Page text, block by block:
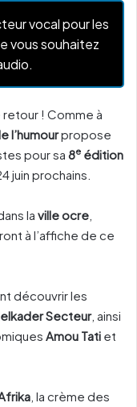
vocal pour les
vous souhaitez
! Comme à
l’humourpropose
pour sa 8e édition
juin prochains.
la ville ocre
à l’affiche de ce
découvrir les
Secteur, ainsi
Amou Tati et
, la crème des